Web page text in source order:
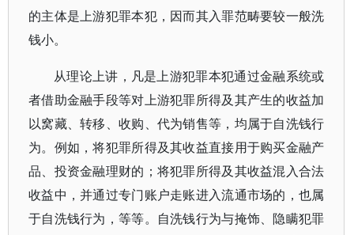
的主体是上游犯罪本犯，因而其入罪范畴要较一般洗
钱小。
从理论上讲，凡是上游犯罪本犯通过金融系统或
者借助金融手段等对上游犯罪所得及其产生的收益加
以窝藏、转移、收购、代为销售等，均属于自洗钱行
为。例如，将犯罪所得及其收益直接用于购买金融产
品、投资金融理财的；将犯罪所得及其收益混入合法
收益中，并通过专门账户走账进入流通市场的，也属
于自洗钱行为，等等。自洗钱行为与掩饰、隐瞒犯罪